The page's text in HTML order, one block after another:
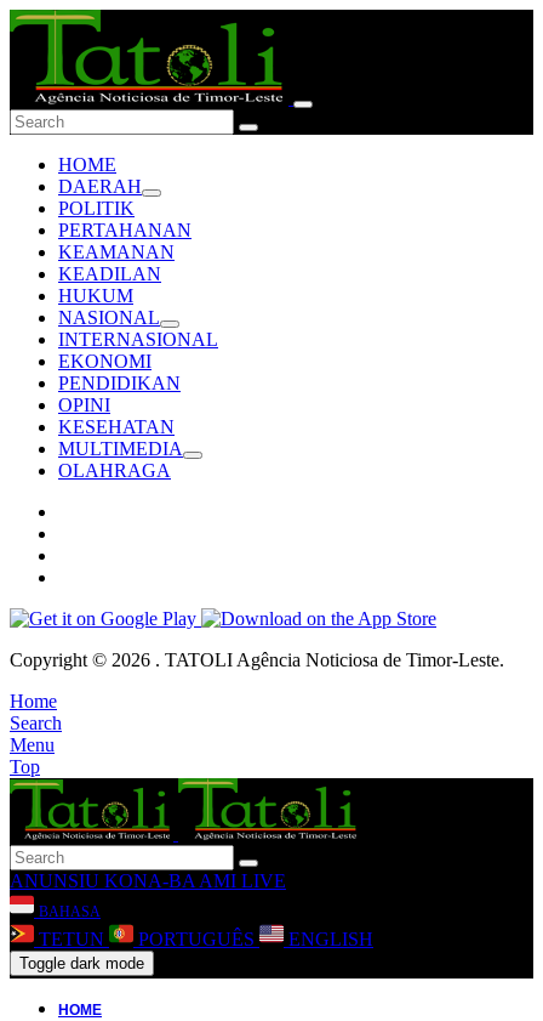
HOME
DAERAH
POLITIK
PERTAHANAN
KEAMANAN
KEADILAN
HUKUM
NASIONAL
INTERNASIONAL
EKONOMI
PENDIDIKAN
OPINI
KESEHATAN
MULTIMEDIA
OLAHRAGA
Copyright © 2026 . TATOLI Agência Noticiosa de Timor-Leste.
Home
Search
Menu
Top
ANUNSIU KONA-BA AMI LIVE
BAHASA
TETUN PORTUGUÊS ENGLISH
Toggle dark mode
HOME